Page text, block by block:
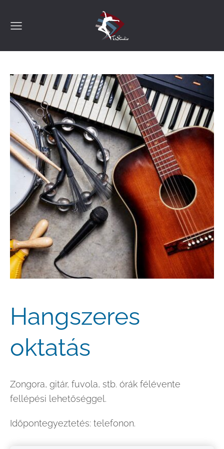
Hangszeres
oktatás
Zongora, gitár, fuvola, stb. órák félévente
fellépési lehetőséggel.
Időpontegyeztetés: telefonon.